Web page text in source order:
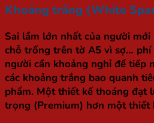
Khoảng trắng (White
Sai lầm lớn nhất của người
chỗ trống trên tờ A5 vì sợ… phí
người cần khoảng nghỉ để tiếp
các khoảng trắng bao quanh
phẩm. Một thiết kế thoáng đạt
trọng (Premium) hơn một thiết